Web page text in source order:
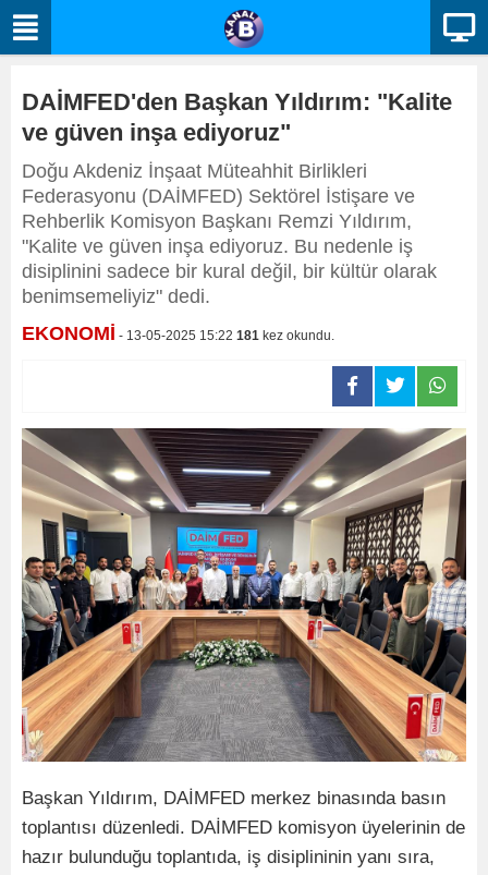
DAİMFED'den Başkan Yıldırım: "Kalite
ve güven inşa ediyoruz"
Doğu Akdeniz İnşaat Müteahhit Birlikleri
Federasyonu (DAİMFED) Sektörel İstişare ve
Rehberlik Komisyon Başkanı Remzi Yıldırım,
"Kalite ve güven inşa ediyoruz. Bu nedenle iş
disiplinini sadece bir kural değil, bir kültür olarak
benimsemeliyiz" dedi.
EKONOMİ - 13-05-2025 15:22 181 kez okundu.
Başkan Yıldırım, DAİMFED merkez binasında basın
toplantısı düzenledi. DAİMFED komisyon üyelerinin de
hazır bulunduğu toplantıda, iş disiplininin yanı sıra,